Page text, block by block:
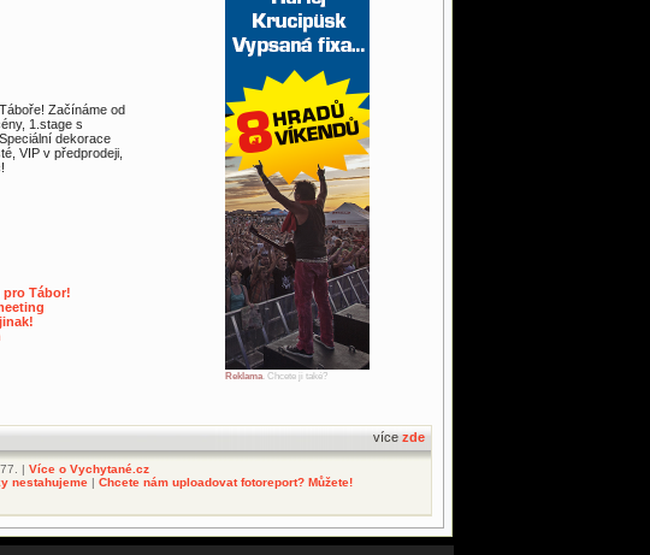
Začínáme od
1.stage s
dekorace
VIP v předprodeji,
pro Tábor!
Reklama. Chcete ji také?
více zde
| Více o Vychytané.cz
nestahujeme | Chcete nám uploadovat fotoreport? Můžete!